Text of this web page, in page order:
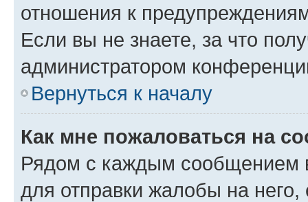
отношения к
Если вы не знаете, за что
администратором
Вернуться к началу
Как мне пожаловаться на
Рядом с каждым сообщением
для отправки жалобы на